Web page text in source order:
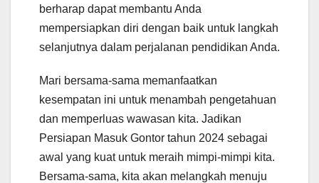
berharap dapat membantu Anda
mempersiapkan diri dengan baik untuk langkah
selanjutnya dalam perjalanan pendidikan Anda.
Mari bersama-sama memanfaatkan
kesempatan ini untuk menambah pengetahuan
dan memperluas wawasan kita. Jadikan
Persiapan Masuk Gontor tahun 2024 sebagai
awal yang kuat untuk meraih mimpi-mimpi kita.
Bersama-sama, kita akan melangkah menuju